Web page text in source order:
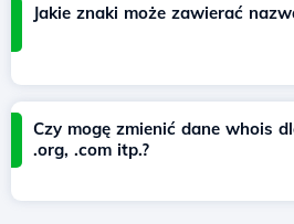
Jakie znaki może zawierać
Czy mogę zmienić dane whois
.org, .com itp.?